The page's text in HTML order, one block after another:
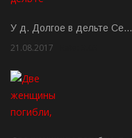
У д. Долгое в дельте Се…
21.08.2017